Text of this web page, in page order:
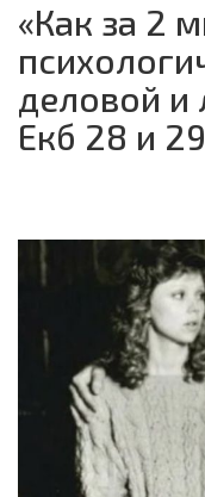
«Как за 2
деловой и
Екб 28 и